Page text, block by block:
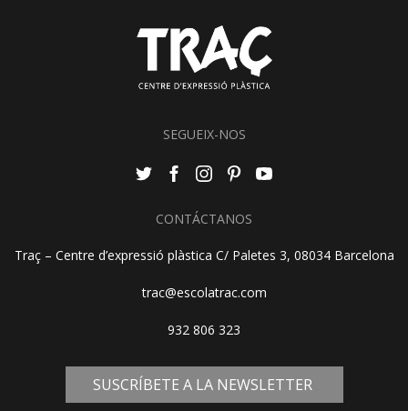
SEGUEIX-NOS
CONTÁCTANOS
Traç – Centre d’expressió plàstica C/ Paletes 3, 08034 Barcelona
trac@escolatrac.com
932 806 323
SUSCRÍBETE A LA NEWSLETTER